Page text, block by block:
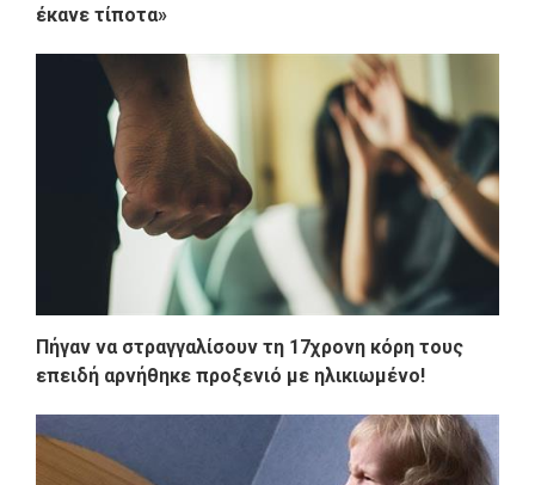
έκανε τίποτα»
Πήγαν να στραγγαλίσουν τη 17χρονη κόρη τους
επειδή αρνήθηκε προξενιό με ηλικιωμένο!